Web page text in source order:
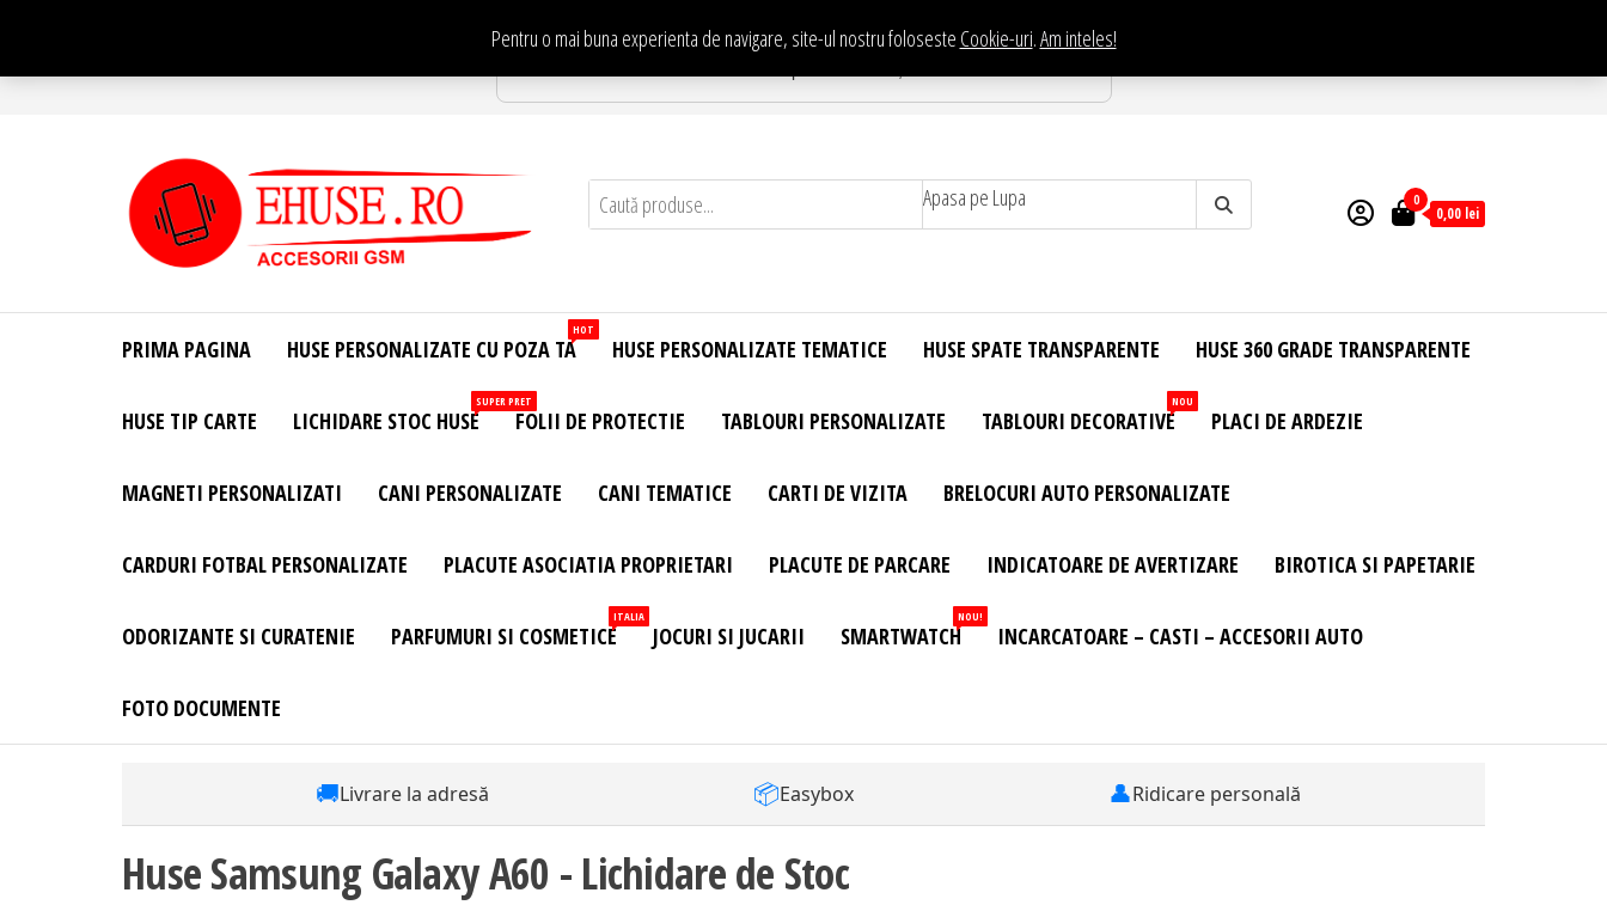
conținut
Pentru o mai buna experienta de navigare, site-ul nostru foloseste Cookie-uri.Am inteles!
Te asteptam in Showroom eHuse.ro
Site Oficial .
Huse
Personalizate
Huse
Personalizate
Telefon –
– Accesorii
Apasa pe Lupa 0
0,00 lei
PRIMA PAGINA HUSE PERSONALIZATE CU POZA TA
HOT
HUSE PERSONALIZATE TEMATICE HUSE SPATE TRANSPARENTE HUSE 360 GRADE TRANSPARENTE
HUSE TIP CARTE LICHIDARE STOC HUSE
SUPER PRET
FOLII DE PROTECTIE TABLOURI PERSONALIZATE TABLOURI DECORATIVE
NOU
PLACI DE ARDEZIE
MAGNETI PERSONALIZATI CANI PERSONALIZATE CANI TEMATICE CARTI DE VIZITA BRELOCURI AUTO PERSONALIZATE
CARDURI FOTBAL PERSONALIZATE PLACUTE ASOCIATIA PROPRIETARI PLACUTE DE PARCARE INDICATOARE DE AVERTIZARE BIROTICA SI PAPETARIE
ODORIZANTE SI CURATENIE PARFUMURI SI COSMETICE
ITALIA
JOCURI SI JUCARII SMARTWATCH
NOU!
INCARCATOARE – CASTI – ACCESORII AUTO
FOTO DOCUMENTE
🚚Livrare la adresă 📦Easybox 👤Ridicare personală
Huse Samsung Galaxy A60 - Lichidare de Stoc